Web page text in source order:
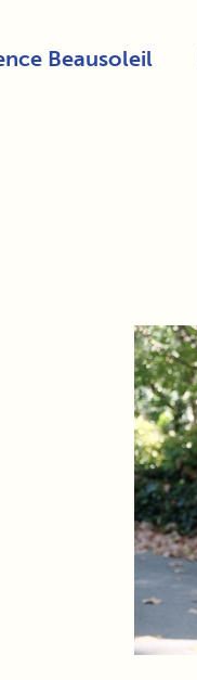
Beausoleil